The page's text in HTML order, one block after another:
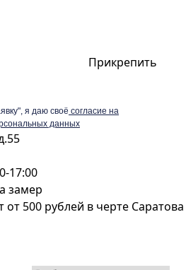
Прикрепить
я даю своё согласие на
данных
17:00
замер
500 рублей в черте Саратова